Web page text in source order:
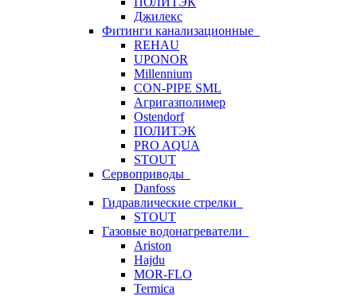
Джилекс
Фитинги канализационные
REHAU
UPONOR
Millennium
CON-PIPE SML
Агригазполимер
Ostendorf
ПОЛИТЭК
PRO AQUA
STOUT
Сервоприводы
Danfoss
Гидравлические стрелки
STOUT
Газовые водонагреватели
Ariston
Hajdu
MOR-FLO
Termica